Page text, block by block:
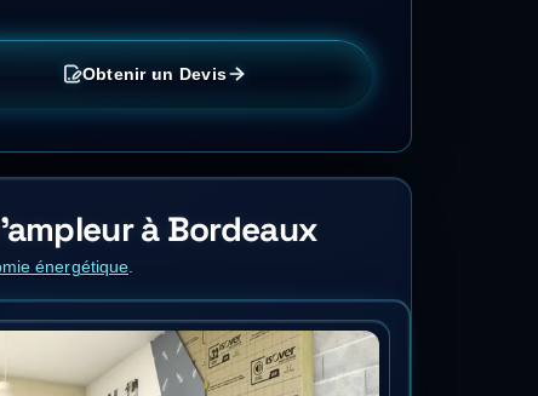
Obtenir un Devis
à Bordeaux
énergétique